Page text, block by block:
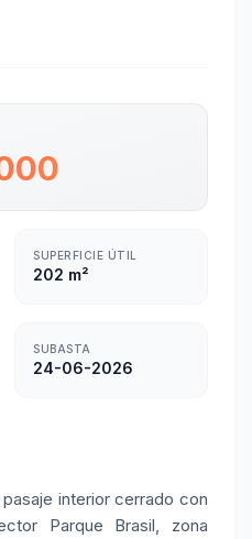
SUPERFICIE ÚTIL
202 m²
SUBASTA
24-06-2026
interior cerrado con
Parque Brasil, zona